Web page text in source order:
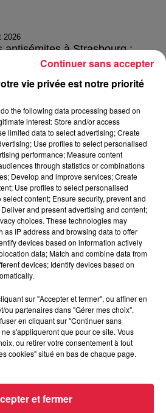
2026
antisémites à Strasbourg :
Trautmann réagit
2026
de Mulhouse : rencontre
les flamants rouges
vie privée est notre priorité
do the following data processing based on
interest: Store and/or access
limited data to select advertising; Create
Use profiles to select personalised
performance; Measure content
through statistics or combinations
Develop and improve services; Create
Use profiles to select personalised
content; Ensure security, prevent and
and present advertising and content;
choices. These technologies may
as IP address and browsing data to offer
devices based on information actively
data; Match and combine data from
devices; Identify devices based on
sur "Accepter et fermer", ou affiner en
ou partenaires dans "Gérer mes choix".
en cliquant sur "Continuer sans
s'appliqueront que pour ce site. Vous
ou retirer votre consentement à tout
cookies" situé en bas de chaque page.
et fermer
Continuer sans accepter